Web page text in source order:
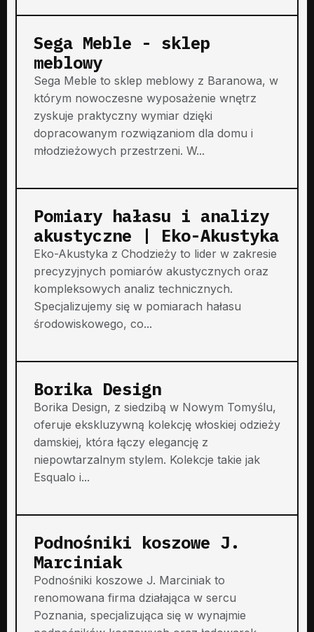
Sega Meble - sklep
meblowy
Sega Meble to sklep meblowy z Baranowa, w
którym nowoczesne wyposażenie wnętrz
zyskuje praktyczny wymiar dzięki
dopracowanym rozwiązaniom dla domu i
młodzieżowych przestrzeni. W...
Pomiary hałasu i analizy
akustyczne | Eko-Akustyka
Eko-Akustyka z Chodzieży to lider w zakresie
precyzyjnych pomiarów akustycznych oraz
kompleksowych analiz technicznych.
Specjalizujemy się w pomiarach hałasu
środowiskowego, co...
Borika Design
Borika Design, z siedzibą w Nowym Tomyślu,
oferuje ekskluzywną kolekcję włoskiej odzieży
damskiej, która łączy elegancję z
niepowtarzalnym stylem. Kolekcje takie jak
Esqualo i...
Podnośniki koszowe J.
Marciniak
Podnośniki koszowe J. Marciniak to
renomowana firma działająca w sercu
Poznania, specjalizująca się w wynajmie